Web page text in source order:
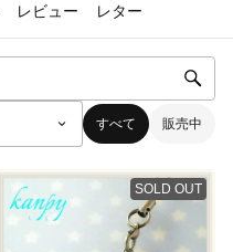
レビュー レター
すべて 販売中
SOLD OUT